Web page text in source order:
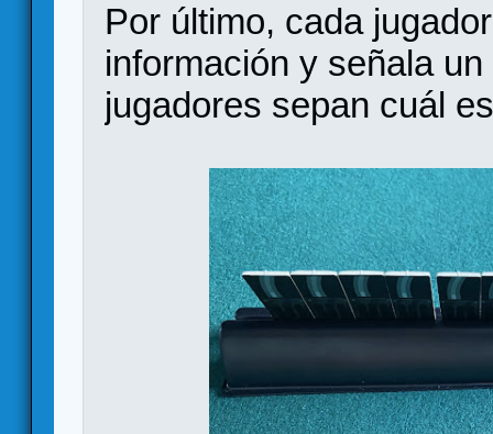
Por último, cada
información y señala
jugadores sepan cuál